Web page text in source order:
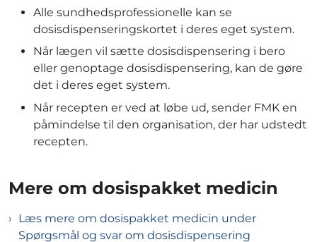
Alle sundhedsprofessionelle kan se
dosisdispenseringskortet i deres eget system.
Når lægen vil sætte dosisdispensering i bero
eller genoptage dosisdispensering, kan de gøre
det i deres eget system.
Når recepten er ved at løbe ud, sender FMK en
påmindelse til den organisation, der har udstedt
recepten.
Mere om dosispakket medicin
Læs mere om dosispakket medicin under
Spørgsmål og svar om dosisdispensering